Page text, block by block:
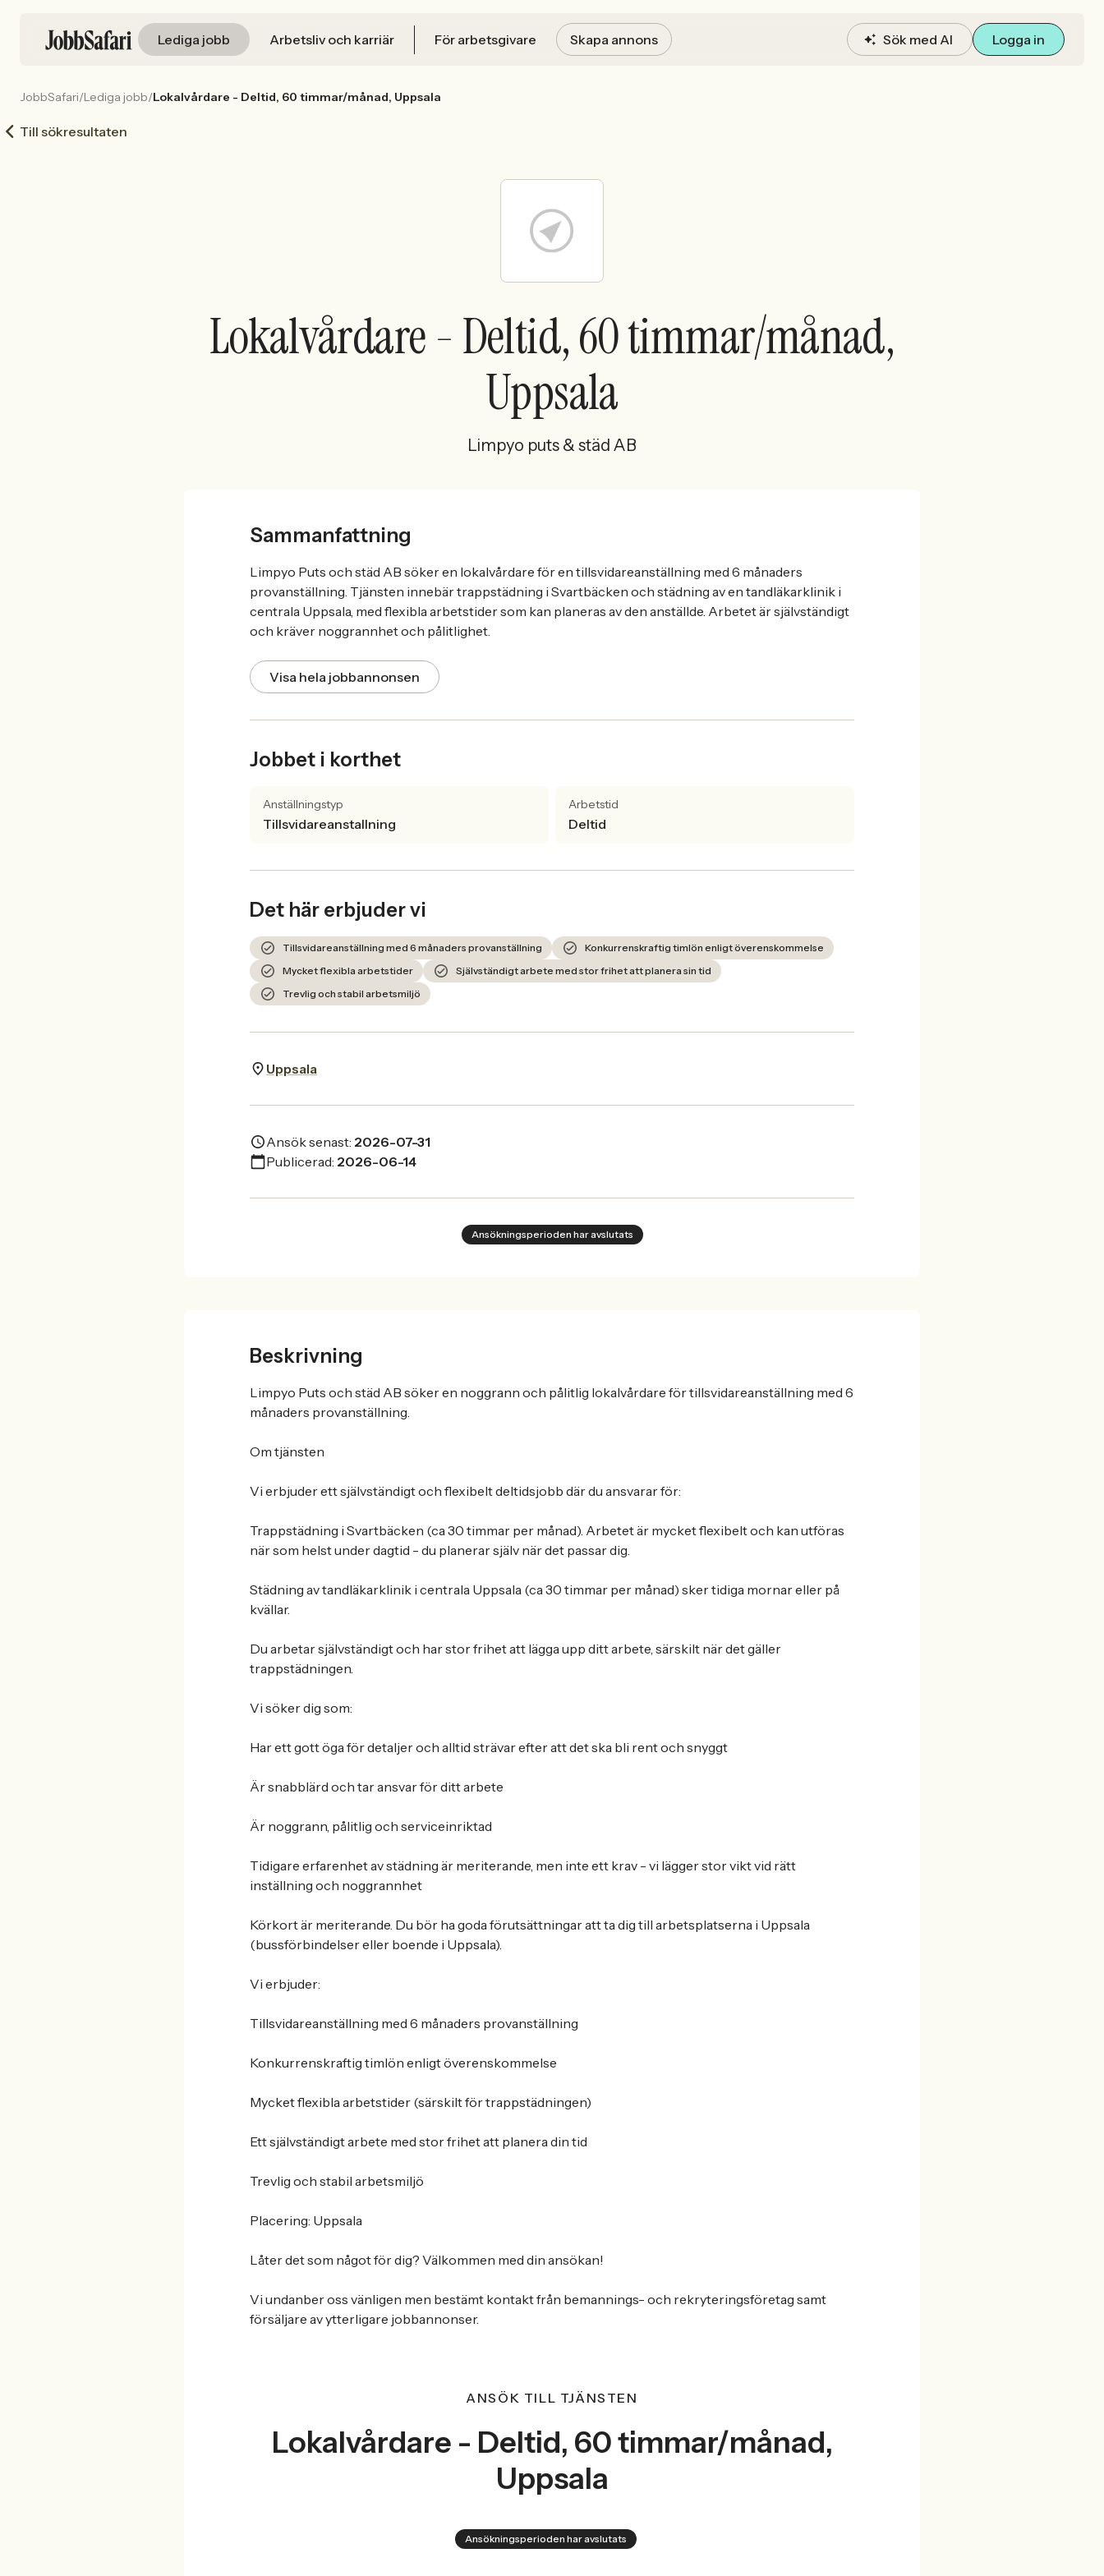
Lediga jobb Arbetsliv och karriär För arbetsgivare Skapa annons Sök med AI Logga in
JobbSafari/Lediga jobb/Lokalvårdare - Deltid, 60 timmar/månad, Uppsala
Till sökresultaten
Lokalvårdare - Deltid, 60 timmar/månad,
Uppsala
Limpyo puts & städ AB
Sammanfattning
Limpyo Puts och städ AB söker en lokalvårdare för en tillsvidareanställning med 6 månaders
provanställning. Tjänsten innebär trappstädning i Svartbäcken och städning av en tandläkarklinik i
centrala Uppsala, med flexibla arbetstider som kan planeras av den anställde. Arbetet är självständigt
och kräver noggrannhet och pålitlighet.
Visa hela jobbannonsen
Jobbet i korthet
Anställningstyp
Tillsvidareanstallning
Arbetstid
Deltid
Det här erbjuder vi
Tillsvidareanställning med 6 månaders provanställning
Konkurrenskraftig timlön enligt överenskommelse
Mycket flexibla arbetstider
Självständigt arbete med stor frihet att planera sin tid
Trevlig och stabil arbetsmiljö
Uppsala
Ansök senast: 2026-07-31
Publicerad: 2026-06-14
Ansökningsperioden har avslutats
Beskrivning
Limpyo Puts och städ AB söker en noggrann och pålitlig lokalvårdare för tillsvidareanställning med 6
månaders provanställning.
Om tjänsten
Vi erbjuder ett självständigt och flexibelt deltidsjobb där du ansvarar för:
Trappstädning i Svartbäcken (ca 30 timmar per månad). Arbetet är mycket flexibelt och kan utföras
när som helst under dagtid - du planerar själv när det passar dig.
Städning av tandläkarklinik i centrala Uppsala (ca 30 timmar per månad) sker tidiga mornar eller på
kvällar.
Du arbetar självständigt och har stor frihet att lägga upp ditt arbete, särskilt när det gäller
trappstädningen.
Vi söker dig som:
Har ett gott öga för detaljer och alltid strävar efter att det ska bli rent och snyggt
Är snabblärd och tar ansvar för ditt arbete
Är noggrann, pålitlig och serviceinriktad
Tidigare erfarenhet av städning är meriterande, men inte ett krav - vi lägger stor vikt vid rätt
inställning och noggrannhet
Körkort är meriterande. Du bör ha goda förutsättningar att ta dig till arbetsplatserna i Uppsala
(bussförbindelser eller boende i Uppsala).
Vi erbjuder:
Tillsvidareanställning med 6 månaders provanställning
Konkurrenskraftig timlön enligt överenskommelse
Mycket flexibla arbetstider (särskilt för trappstädningen)
Ett självständigt arbete med stor frihet att planera din tid
Trevlig och stabil arbetsmiljö
Placering: Uppsala
Låter det som något för dig? Välkommen med din ansökan!
Vi undanber oss vänligen men bestämt kontakt från bemannings- och rekryteringsföretag samt
försäljare av ytterligare jobbannonser.
ANSÖK TILL TJÄNSTEN
Lokalvårdare - Deltid, 60 timmar/månad,
Uppsala
Ansökningsperioden har avslutats